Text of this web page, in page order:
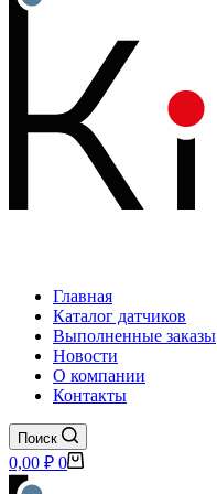
Главная
Каталог датчиков
Выполненные заказы
Новости
О компании
Контакты
Поиск
Корзина
0,00 ₽ 0